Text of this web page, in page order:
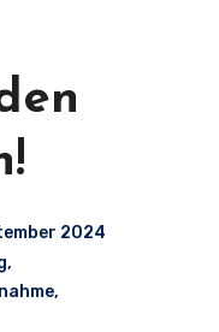
2024
,
,